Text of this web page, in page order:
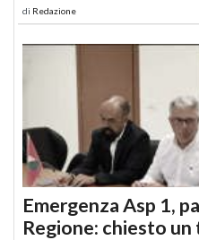
di Redazione
Emergenza Asp 1,
Regione: chiesto